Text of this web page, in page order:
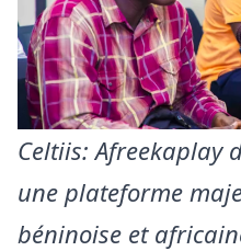
Celtiis: Afreekaplay
une plateforme
béninoise et